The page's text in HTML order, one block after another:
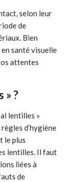
selon leur
de
Bien
santé visuelle
attentes
» ?
lentilles »
d’hygiène
le plus
lentilles. Il faut
liées à
de